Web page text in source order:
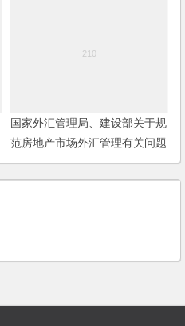
国家外汇管理局、建设部关于规
范房地产市场外汇管理有关问题
的通知